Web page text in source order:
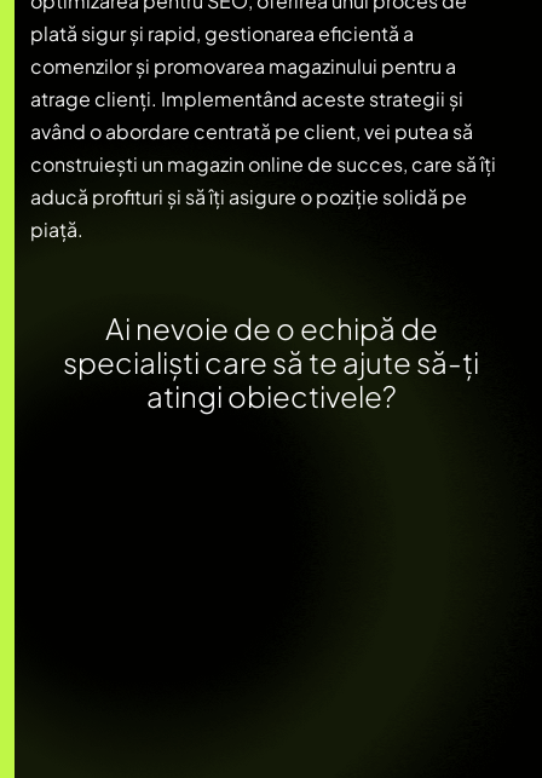
plată sigur și rapid, gestionarea eficientă a
comenzilor și promovarea magazinului pentru a
atrage clienți. Implementând aceste strategii și
având o abordare centrată pe client, vei putea să
construiești un magazin online de succes, care să îți
aducă profituri și să îți asigure o poziție solidă pe
piață.
Ai nevoie de o echipă de
specialiști care să te ajute să-ți
atingi obiectivele?